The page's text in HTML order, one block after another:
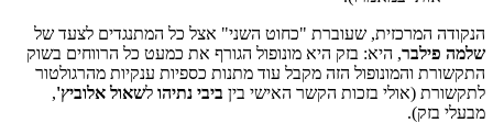
הנקודה המרכזית, שעוברת "כחוט השני" אצל כל המתנגדים לצעד של
שלמה פילבר, היא: בזק היא מונופול הגורף את כמעט כל הרווחים בשוק
התקשורת והמונופול הזה מקבל עוד מתנות כספיות ענקיות מהרגולטור
לתקשורת (אולי בזכות הקשר האישי בין ביבי נתיהו לשאול אלוביץ',
מבעלי בזק).